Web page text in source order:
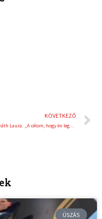
KÖVETKEZŐ
Horváth Laura: „A célom, hogy én legyek a legfittebb a világon”
ÚSZÁS